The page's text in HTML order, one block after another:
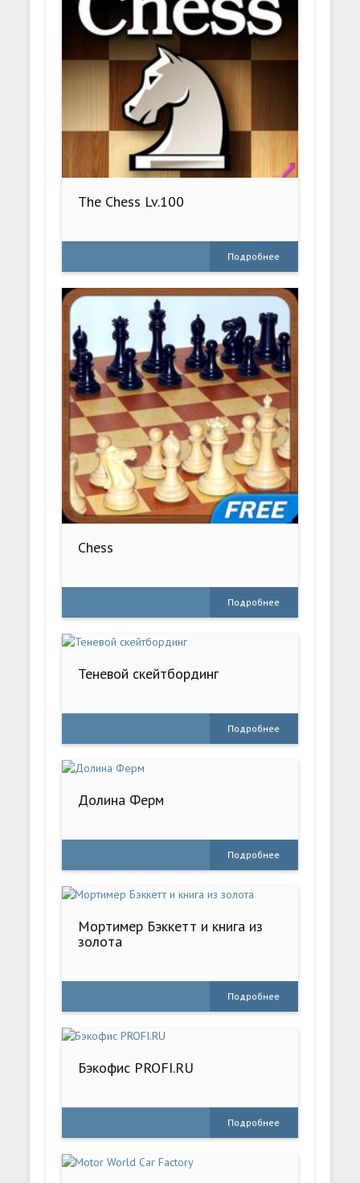
The Chess Lv.100
Подробнее
Chess
Подробнее
Теневой скейтбординг
Подробнее
Долина Ферм
Подробнее
Мортимер Бэккетт и книга из
золота
Подробнее
Бэкофис PROFI.RU
Подробнее